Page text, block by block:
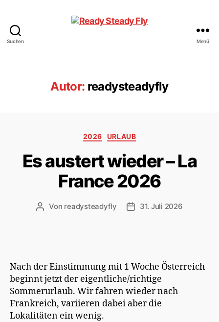
Suchen Menü
Autor: readysteadyfly
Kategorien
2026 URLAUB
Es austert wieder – La
France 2026
Beitragsautor
Von readysteadyfly Veröffentlichungsdatum
31. Juli 2026
Nach der Einstimmung mit 1 Woche Österreich
beginnt jetzt der eigentliche/richtige
Sommerurlaub. Wir fahren wieder nach
Frankreich, variieren dabei aber die
Lokalitäten ein wenig.